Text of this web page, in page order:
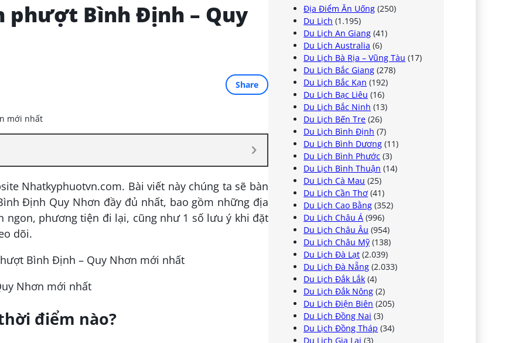
phượt Bình Định – Quy
Share
Nhatkyphuotvn.com. Bài viết này chúng ta sẽ bàn
Định Quy Nhơn đầy đủ nhất, bao gồm những địa
ngon, phương tiện đi lại, cũng như 1 số lưu ý khi đặt
dõi.
Nhơn mới nhất
điểm nào?
Địa Điểm Ăn Uống (250)
Du Lịch (1.195)
Du Lịch An Giang (41)
Du Lịch Australia (6)
Du Lịch Bà Rịa – Vũng Tàu (17)
Du Lịch Bắc Giang (278)
Du Lịch Bắc Kạn (192)
Du Lịch Bạc Liêu (16)
Du Lịch Bắc Ninh (13)
Du Lịch Bến Tre (26)
Du Lịch Bình Định (7)
Du Lịch Bình Dương (11)
Du Lịch Bình Phước (3)
Du Lịch Bình Thuận (14)
Du Lịch Cà Mau (25)
Du Lịch Cần Thơ (41)
Du Lịch Cao Bằng (352)
Du Lịch Châu Á (996)
Du Lịch Châu Âu (954)
Du Lịch Châu Mỹ (138)
Du Lịch Đà Lạt (2.039)
Du Lịch Đà Nẵng (2.033)
Du Lịch Đắk Lắk (4)
Du Lịch Đắk Nông (2)
Du Lịch Điện Biên (205)
Du Lịch Đồng Nai (3)
Du Lịch Đồng Tháp (34)
Du Lịch Gia Lai (3)